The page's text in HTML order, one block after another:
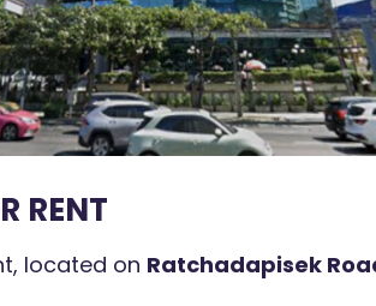
RENT
located on Ratchadapisek